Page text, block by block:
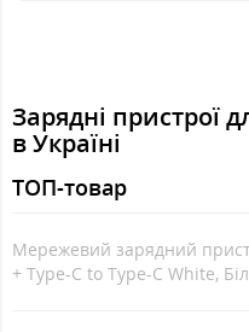
Зарядні пристрої
в Україні
ТОП-товар
Мережевий зарядний
+ Type-C to Type-C White,